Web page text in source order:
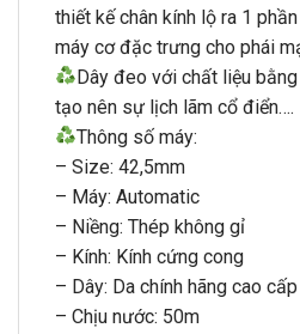
thiết kế chân kính lộ ra 1
máy cơ đặc trưng cho phái
Dây đeo với chất liệu
tạo nên sự lịch lãm cổ điển….
Thông số máy:
– Size: 42,5mm
– Máy: Automatic
– Niềng: Thép không gỉ
– Kính: Kính cứng cong
– Dây: Da chính hãng cao cấp
– Chịu nước: 50m